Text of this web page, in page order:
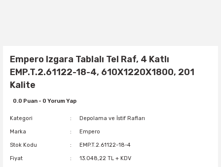
Empero Izgara Tablalı Tel Raf, 4 Katlı
EMP.T.2.61122-18-4, 610X1220X1800, 201
Kalite
0.0 Puan - 0 Yorum Yap
Kategori Depolama ve İstif Rafları
Marka Empero
Stok Kodu EMP.T.2.61122-18-4
Fiyat 13.048,22 TL + KDV